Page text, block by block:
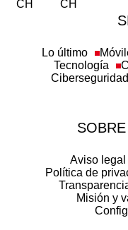
Lo último
Tecnología
Ciberseguridad
Aviso
Política de
Misión y